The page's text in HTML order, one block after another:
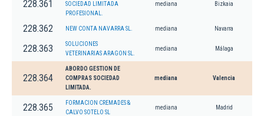
228.361
SOCIEDAD LIMITADA
PROFESIONAL.
mediana Bizkaia
228.362 NEW CONTA NAVARRA SL. mediana Navarra
228.363
SOLUCIONES
VETERINARIAS ARAGON SL.
mediana Málaga
228.364
ABORDO GESTION DE
COMPRAS SOCIEDAD
LIMITADA.
mediana Valencia
228.365
FORMACION CREMADES &
CALVO SOTELO SL
mediana Madrid